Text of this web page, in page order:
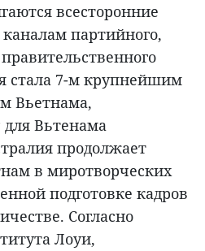
всесторонние
партийного,
стала 7-м крупнейшим
Вьетнама,
Вьтенама
продолжает
в миротворческих
подготовке кадров
Согласно
Лоуи,